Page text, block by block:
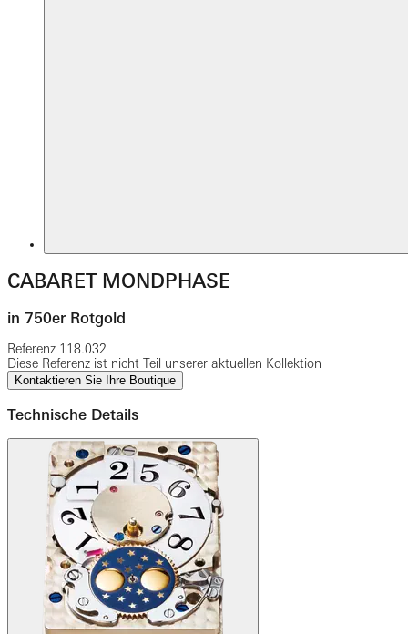
CABARET MONDPHASE
in 750er Rotgold
Referenz 118.032
Diese Referenz ist nicht Teil unserer aktuellen Kollektion
Kontaktieren Sie Ihre Boutique
Technische Details